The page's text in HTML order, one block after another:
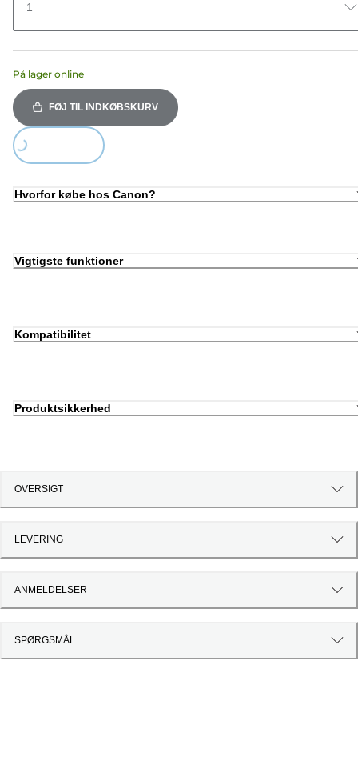
1
På lager online
FØJ TIL INDKØBSKURV
Loading...
Hvorfor købe hos Canon?
Vigtigste funktioner
Kompatibilitet
Produktsikkerhed
OVERSIGT
LEVERING
ANMELDELSER
SPØRGSMÅL